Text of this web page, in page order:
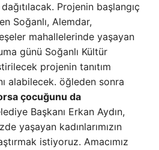
Projenin başlangıç
Soğanlı, Alemdar,
mahallelerinde yaşayan
günü Soğanlı Kültür
projenin tanıtım
alabilecek. öğleden sonra
çocuğunu da
Başkanı Erkan Aydın,
yaşayan kadınlarımızın
istiyoruz. Amacımız